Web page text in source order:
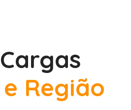
Região